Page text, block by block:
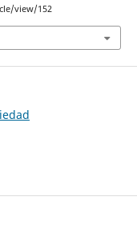
view/152